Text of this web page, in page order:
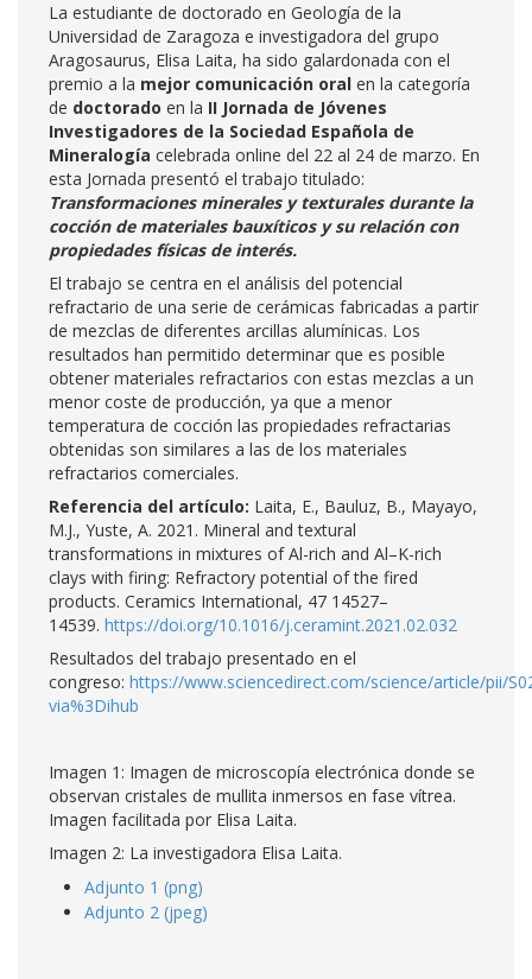
La estudiante de doctorado en Geología de la
Universidad de Zaragoza e investigadora del grupo
Aragosaurus, Elisa Laita, ha sido galardonada con el
premio a la mejor comunicación oral en la categoría
de doctorado en la II Jornada de Jóvenes
Investigadores de la Sociedad Española de
Mineralogía celebrada online del 22 al 24 de marzo. En
esta Jornada presentó el trabajo titulado:
Transformaciones minerales y texturales durante la
cocción de materiales bauxíticos y su relación con
propiedades físicas de interés.
El trabajo se centra en el análisis del potencial
refractario de una serie de cerámicas fabricadas a partir
de mezclas de diferentes arcillas alumínicas. Los
resultados han permitido determinar que es posible
obtener materiales refractarios con estas mezclas a un
menor coste de producción, ya que a menor
temperatura de cocción las propiedades refractarias
obtenidas son similares a las de los materiales
refractarios comerciales.
Referencia del artículo: Laita, E., Bauluz, B., Mayayo,
M.J., Yuste, A. 2021. Mineral and textural
transformations in mixtures of Al-rich and Al–K-rich
clays with firing: Refractory potential of the fired
products. Ceramics International, 47 14527–
14539. https://doi.org/10.1016/j.ceramint.2021.02.032
Resultados del trabajo presentado en el
congreso: https://www.sciencedirect.com/science/article/pii/
via%3Dihub
Imagen 1: Imagen de microscopía electrónica donde se
observan cristales de mullita inmersos en fase vítrea.
Imagen facilitada por Elisa Laita.
Imagen 2: La investigadora Elisa Laita.
Adjunto 1 (png)
Adjunto 2 (jpeg)